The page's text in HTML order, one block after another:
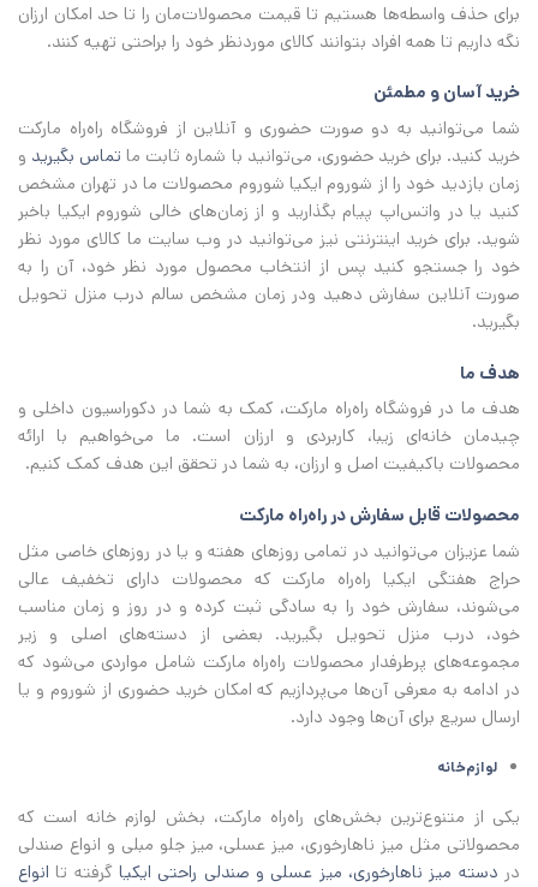
برای حذف واسطه‌ها هستیم تا قیمت محصولات‌مان را تا حد امکان ارزان
نگه داریم تا همه افراد بتوانند کالای موردنظر خود را براحتی تهیه کنند.
خرید آسان و مطمئن
شما می‌توانید به دو صورت حضوری و آنلاین از فروشگاه راه‌راه مارکت
خرید کنید. برای خرید حضوری، می‌توانید با شماره ثابت ما تماس بگیرید و
زمان بازدید خود را از شوروم ایکیا شوروم محصولات ما در تهران مشخص
کنید یا در واتس‌اپ پیام بگذارید و از زمان‌های خالی شوروم ایکیا باخبر
شوید. برای خرید اینترنتی نیز می‌توانید در وب سایت ما کالای مورد نظر
خود را جستجو کنید پس از انتخاب محصول مورد نظر خود، آن را به
صورت آنلاین سفارش دهید ودر زمان مشخص سالم درب منزل تحویل
بگیرید.
هدف ما
هدف ما در فروشگاه راه‌راه مارکت، کمک به شما در دکوراسیون داخلی و
چیدمان خانه‌ای زیبا، کاربردی و ارزان است. ما می‌خواهیم با ارائه
محصولات باکیفیت اصل و ارزان، به شما در تحقق این هدف کمک کنیم.
محصولات قابل سفارش در راه‌راه مارکت
شما عزیزان می‌توانید در تمامی روزهای هفته و یا در روزهای خاصی مثل
حراج هفتگی ایکیا راه‌راه مارکت که محصولات دارای تخفیف عالی
می‌شوند، سفارش خود را به سادگی ثبت کرده و در روز و زمان مناسب
خود، درب منزل تحویل بگیرید. بعضی از دسته‌های اصلی و زیر
مجموعه‌های پرطرفدار محصولات راه‌راه مارکت شامل مواردی می‌شود که
در ادامه به معرفی آن‌ها می‌پردازیم که امکان خرید حضوری از شوروم و یا
ارسال سریع برای آن‌ها وجود دارد.
لوازم‌خانه
یکی از متنوع‌ترین بخش‌های راه‌راه مارکت، بخش لوازم خانه است که
محصولاتی مثل میز ناهارخوری، میز عسلی، میز جلو مبلی و انواع صندلی
در دسته میز ناهارخوری، میز عسلی و صندلی راحتی ایکیا گرفته تا انواع